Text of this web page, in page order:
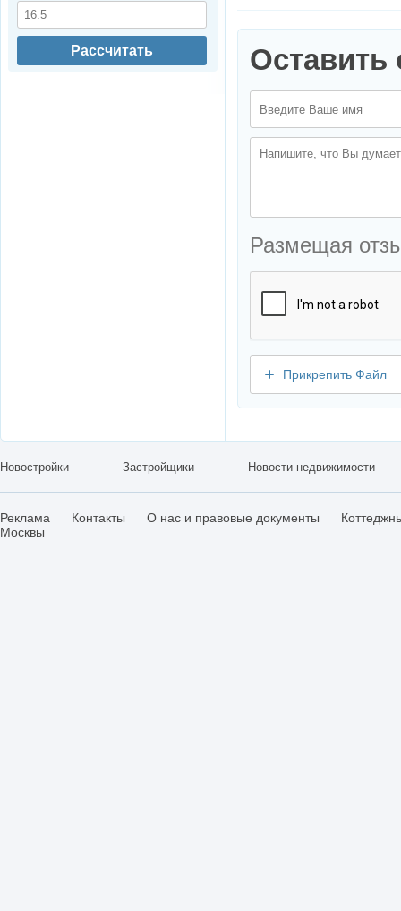
Оставить
Размещая
Прикрепить Файл
Рассчитать
Новостройки Застройщики Новости недвижимости
Реклама Контакты О нас и правовые документы
Москвы